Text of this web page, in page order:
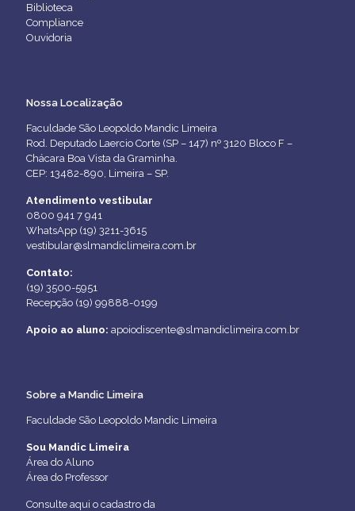
Biblioteca
Compliance
Ouvidoria
Nossa Localização
Faculdade São Leopoldo Mandic Limeira
Rod. Deputado Laercio Corte (SP – 147) nº 3120 Bloco F –
Chácara Boa Vista da Graminha.
CEP: 13482-890, Limeira – SP.
Atendimento vestibular
0800 941 7 941
WhatsApp (19) 3211-3615
vestibular@slmandiclimeira.com.br
Contato:
(19) 3500-5951
Recepção (19) 99888-0199
Apoio ao aluno: apoiodiscente@slmandiclimeira.com.br
Sobre a Mandic Limeira
Faculdade São Leopoldo Mandic Limeira
Sou Mandic Limeira
Área do Aluno
Área do Professor
Consulte aqui o cadastro da